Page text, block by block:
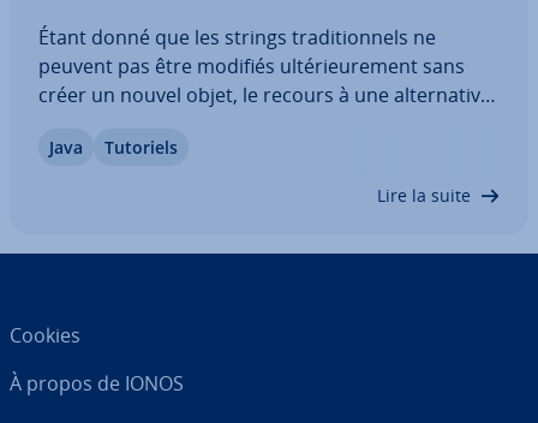
Étant donné que les strings tra­di­tion­nels ne
peuvent pas être modifiés ul­té­rieu­re­ment sans
créer un nouvel objet, le recours à une al­ter­na­tive
manipuler une chaîne de ca­rac­tères stockée à
Java Tutoriels
Lire la suite
Cookies
À propos de IONOS